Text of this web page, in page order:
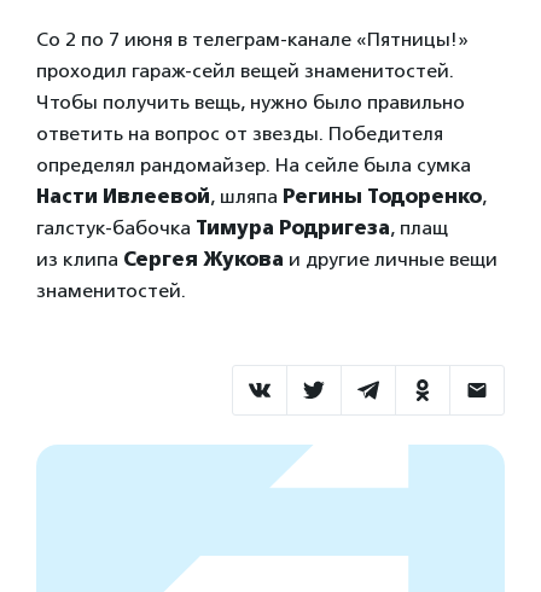
Со 2 по 7 июня в телеграм-канале «Пятницы!»
проходил гараж-сейл вещей знаменитостей.
Чтобы получить вещь, нужно было правильно
ответить на вопрос от звезды. Победителя
определял рандомайзер. На сейле была сумка
Насти Ивлеевой, шляпа Регины Тодоренко,
галстук-бабочка Тимура Родригеза, плащ
из клипа Сергея Жукова и другие личные вещи
знаменитостей.